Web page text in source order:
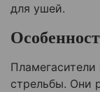
для ушей.
стрельбы. Они